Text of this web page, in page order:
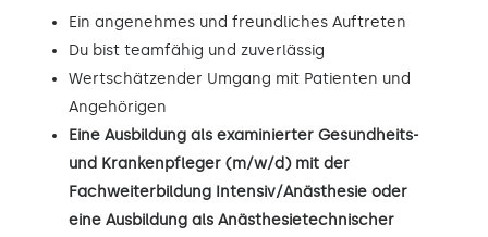
Ein angenehmes und freundliches Auftreten
Du bist teamfähig und zuverlässig
Wertschätzender Umgang mit Patienten und
Angehörigen
Eine Ausbildung als examinierter Gesundheits-
und Krankenpfleger (m/w/d) mit der
Fachweiterbildung Intensiv/Anästhesie oder
eine Ausbildung als Anästhesietechnischer